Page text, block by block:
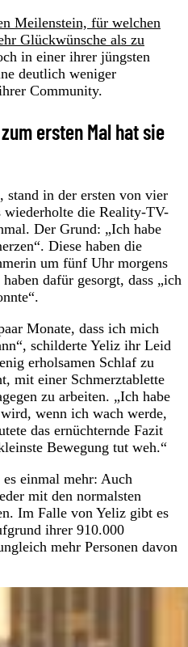
Meilenstein, für welchen
Glückwünsche als zu
in einer ihrer jüngsten
deutlich weniger
Community.
ersten Mal hat sie
stand in der ersten von vier
wiederholte die Reality-TV-
Der Grund: „Ich habe
Diese haben die
um fünf Uhr morgens
dafür gesorgt, dass „ich
Monate, dass ich mich
schilderte Yeliz ihr Leid
erholsamen Schlaf zu
mit einer Schmerztablette
zu arbeiten. „Ich habe
wenn ich wach werde,
das ernüchternde Fazit
Bewegung tut weh.“
einmal mehr: Auch
mit den normalsten
Im Falle von Yeliz gibt es
ihrer 910.000
mehr Personen davon